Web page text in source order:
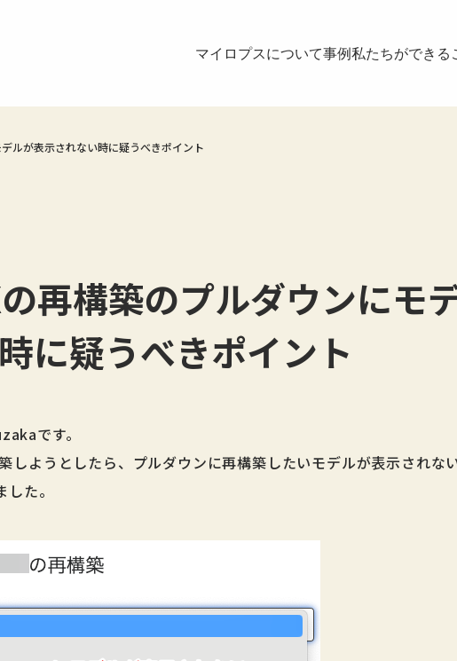
マイロプスについて事例私たちができる
ルが表示されない時に疑うべきポイント
再構築のプルダウンにモ
に疑うべきポイント
です。
しようとしたら、プルダウンに再構築したいモデルが表示されな
た。